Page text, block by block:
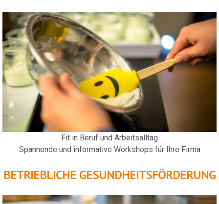
Fit in Beruf und Arbeitsalltag
Spannende und informative Workshops für Ihre Firma
BETRIEBLICHE GESUNDHEITSFÖRDERUNG